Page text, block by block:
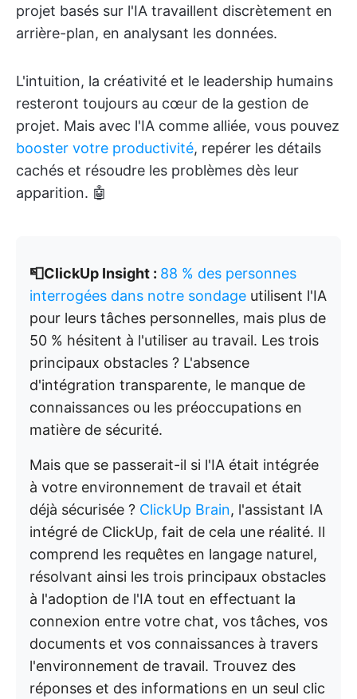
projet basés sur l'IA travaillent discrètement en
arrière-plan, en analysant les données.
L'intuition, la créativité et le leadership humains
resteront toujours au cœur de la gestion de
projet. Mais avec l'IA comme alliée, vous pouvez
booster votre productivité, repérer les détails
cachés et résoudre les problèmes dès leur
apparition. 🤖
📮ClickUp Insight : 88 % des personnes
interrogées dans notre sondage utilisent l'IA
pour leurs tâches personnelles, mais plus de
50 % hésitent à l'utiliser au travail. Les trois
principaux obstacles ? L'absence
d'intégration transparente, le manque de
connaissances ou les préoccupations en
matière de sécurité.
Mais que se passerait-il si l'IA était intégrée
à votre environnement de travail et était
déjà sécurisée ? ClickUp Brain, l'assistant IA
intégré de ClickUp, fait de cela une réalité. Il
comprend les requêtes en langage naturel,
résolvant ainsi les trois principaux obstacles
à l'adoption de l'IA tout en effectuant la
connexion entre votre chat, vos tâches, vos
documents et vos connaissances à travers
l'environnement de travail. Trouvez des
réponses et des informations en un seul clic